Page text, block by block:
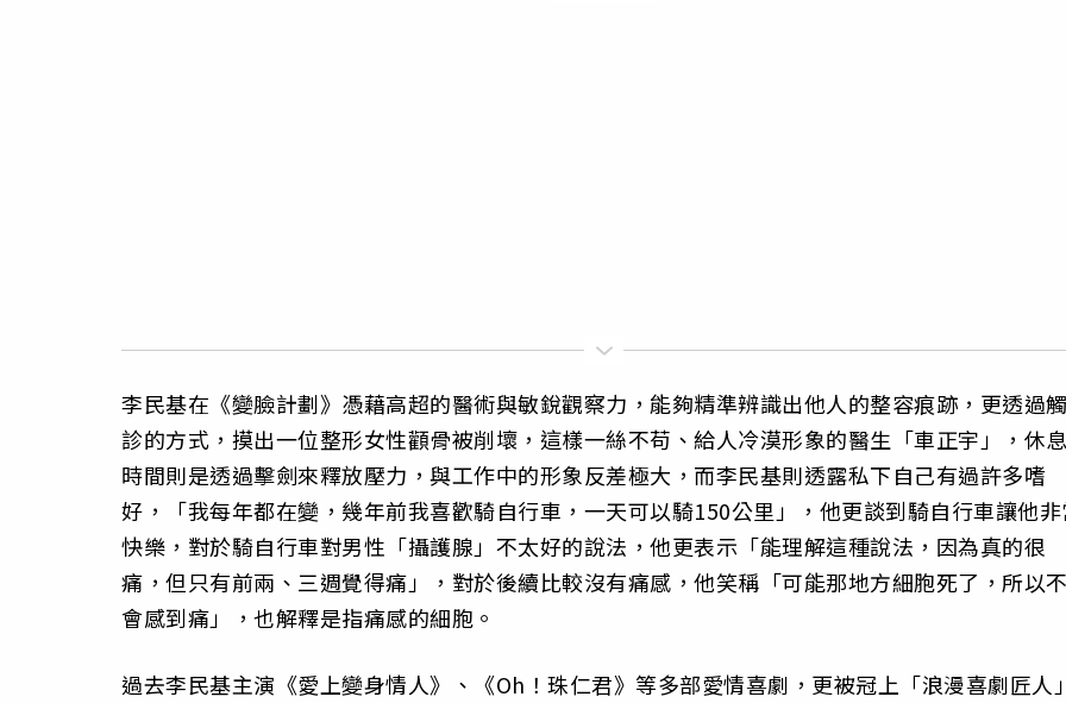
李民基在《變臉計劃》憑藉高超的醫術與敏銳觀察力，能夠精準辨識出他人的整容痕跡，更透過
診的方式，摸出一位整形女性顴骨被削壞，這樣一絲不苟、給人冷漠形象的醫生「車正宇」，休
時間則是透過擊劍來釋放壓力，與工作中的形象反差極大，而李民基則透露私下自己有過許多嗜
好，「我每年都在變，幾年前我喜歡騎自行車，一天可以騎150公里」，他更談到騎自行車讓他
快樂，對於騎自行車對男性「攝護腺」不太好的說法，他更表示「能理解這種說法，因為真的很
痛，但只有前兩、三週覺得痛」，對於後續比較沒有痛感，他笑稱「可能那地方細胞死了，所以
會感到痛」，也解釋是指痛感的細胞。
過去李民基主演《愛上變身情人》、《Oh！珠仁君》等多部愛情喜劇，更被冠上「浪漫喜劇匠人